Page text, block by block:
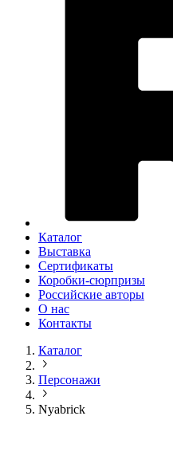
Каталог
Выставка
Сертификаты
Коробки-сюрпризы
Российские авторы
О нас
Контакты
Каталог
Персонажи
Nyabrick